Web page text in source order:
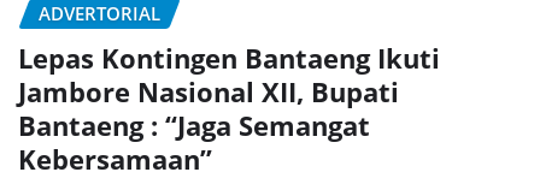
ADVERTORIAL
Lepas Kontingen Bantaeng Ikuti
Jambore Nasional XII, Bupati
Bantaeng : “Jaga Semangat
Kebersamaan”